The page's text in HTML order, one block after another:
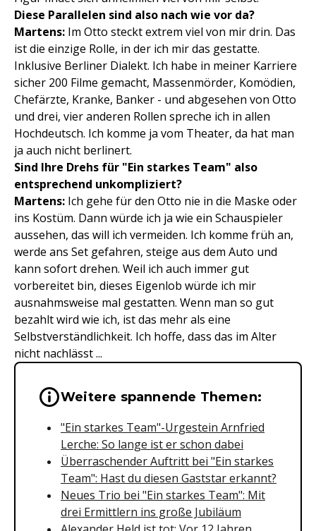
Diese Parallelen sind also nach wie vor da?
Martens: Im Otto steckt extrem viel von mir drin. Das
ist die einzige Rolle, in der ich mir das gestatte.
Inklusive Berliner Dialekt. Ich habe in meiner Karriere
sicher 200 Filme gemacht, Massenmörder, Komödien,
Chefärzte, Kranke, Banker - und abgesehen von Otto
und drei, vier anderen Rollen spreche ich in allen
Hochdeutsch. Ich komme ja vom Theater, da hat man
ja auch nicht berlinert.
Sind Ihre Drehs für "Ein starkes Team" also
entsprechend unkompliziert?
Martens: Ich gehe für den Otto nie in die Maske oder
ins Kostüm. Dann würde ich ja wie ein Schauspieler
aussehen, das will ich vermeiden. Ich komme früh an,
werde ans Set gefahren, steige aus dem Auto und
kann sofort drehen. Weil ich auch immer gut
vorbereitet bin, dieses Eigenlob würde ich mir
ausnahmsweise mal gestatten. Wenn man so gut
bezahlt wird wie ich, ist das mehr als eine
Selbstverständlichkeit. Ich hoffe, dass das im Alter
nicht nachlässt ...
Wichtige Hinweise &
Weitere spannende Themen:
"Ein starkes Team"-Urgestein Arnfried
Lerche: So lange ist er schon dabei
Überraschender Auftritt bei "Ein starkes
Team": Hast du diesen Gaststar erkannt?
Neues Trio bei "Ein starkes Team": Mit
drei Ermittlern ins große Jubiläum